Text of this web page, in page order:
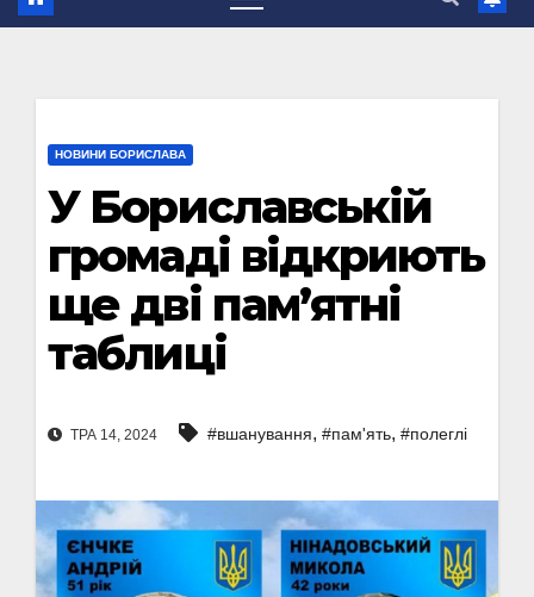
НОВИНИ БОРИСЛАВА
У Бориславській
громаді відкриють
ще дві пам’ятні
таблиці
ТРА 14, 2024 #вшанування, #пам'ять, #полеглі